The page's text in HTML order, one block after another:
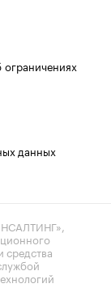
данных
средства